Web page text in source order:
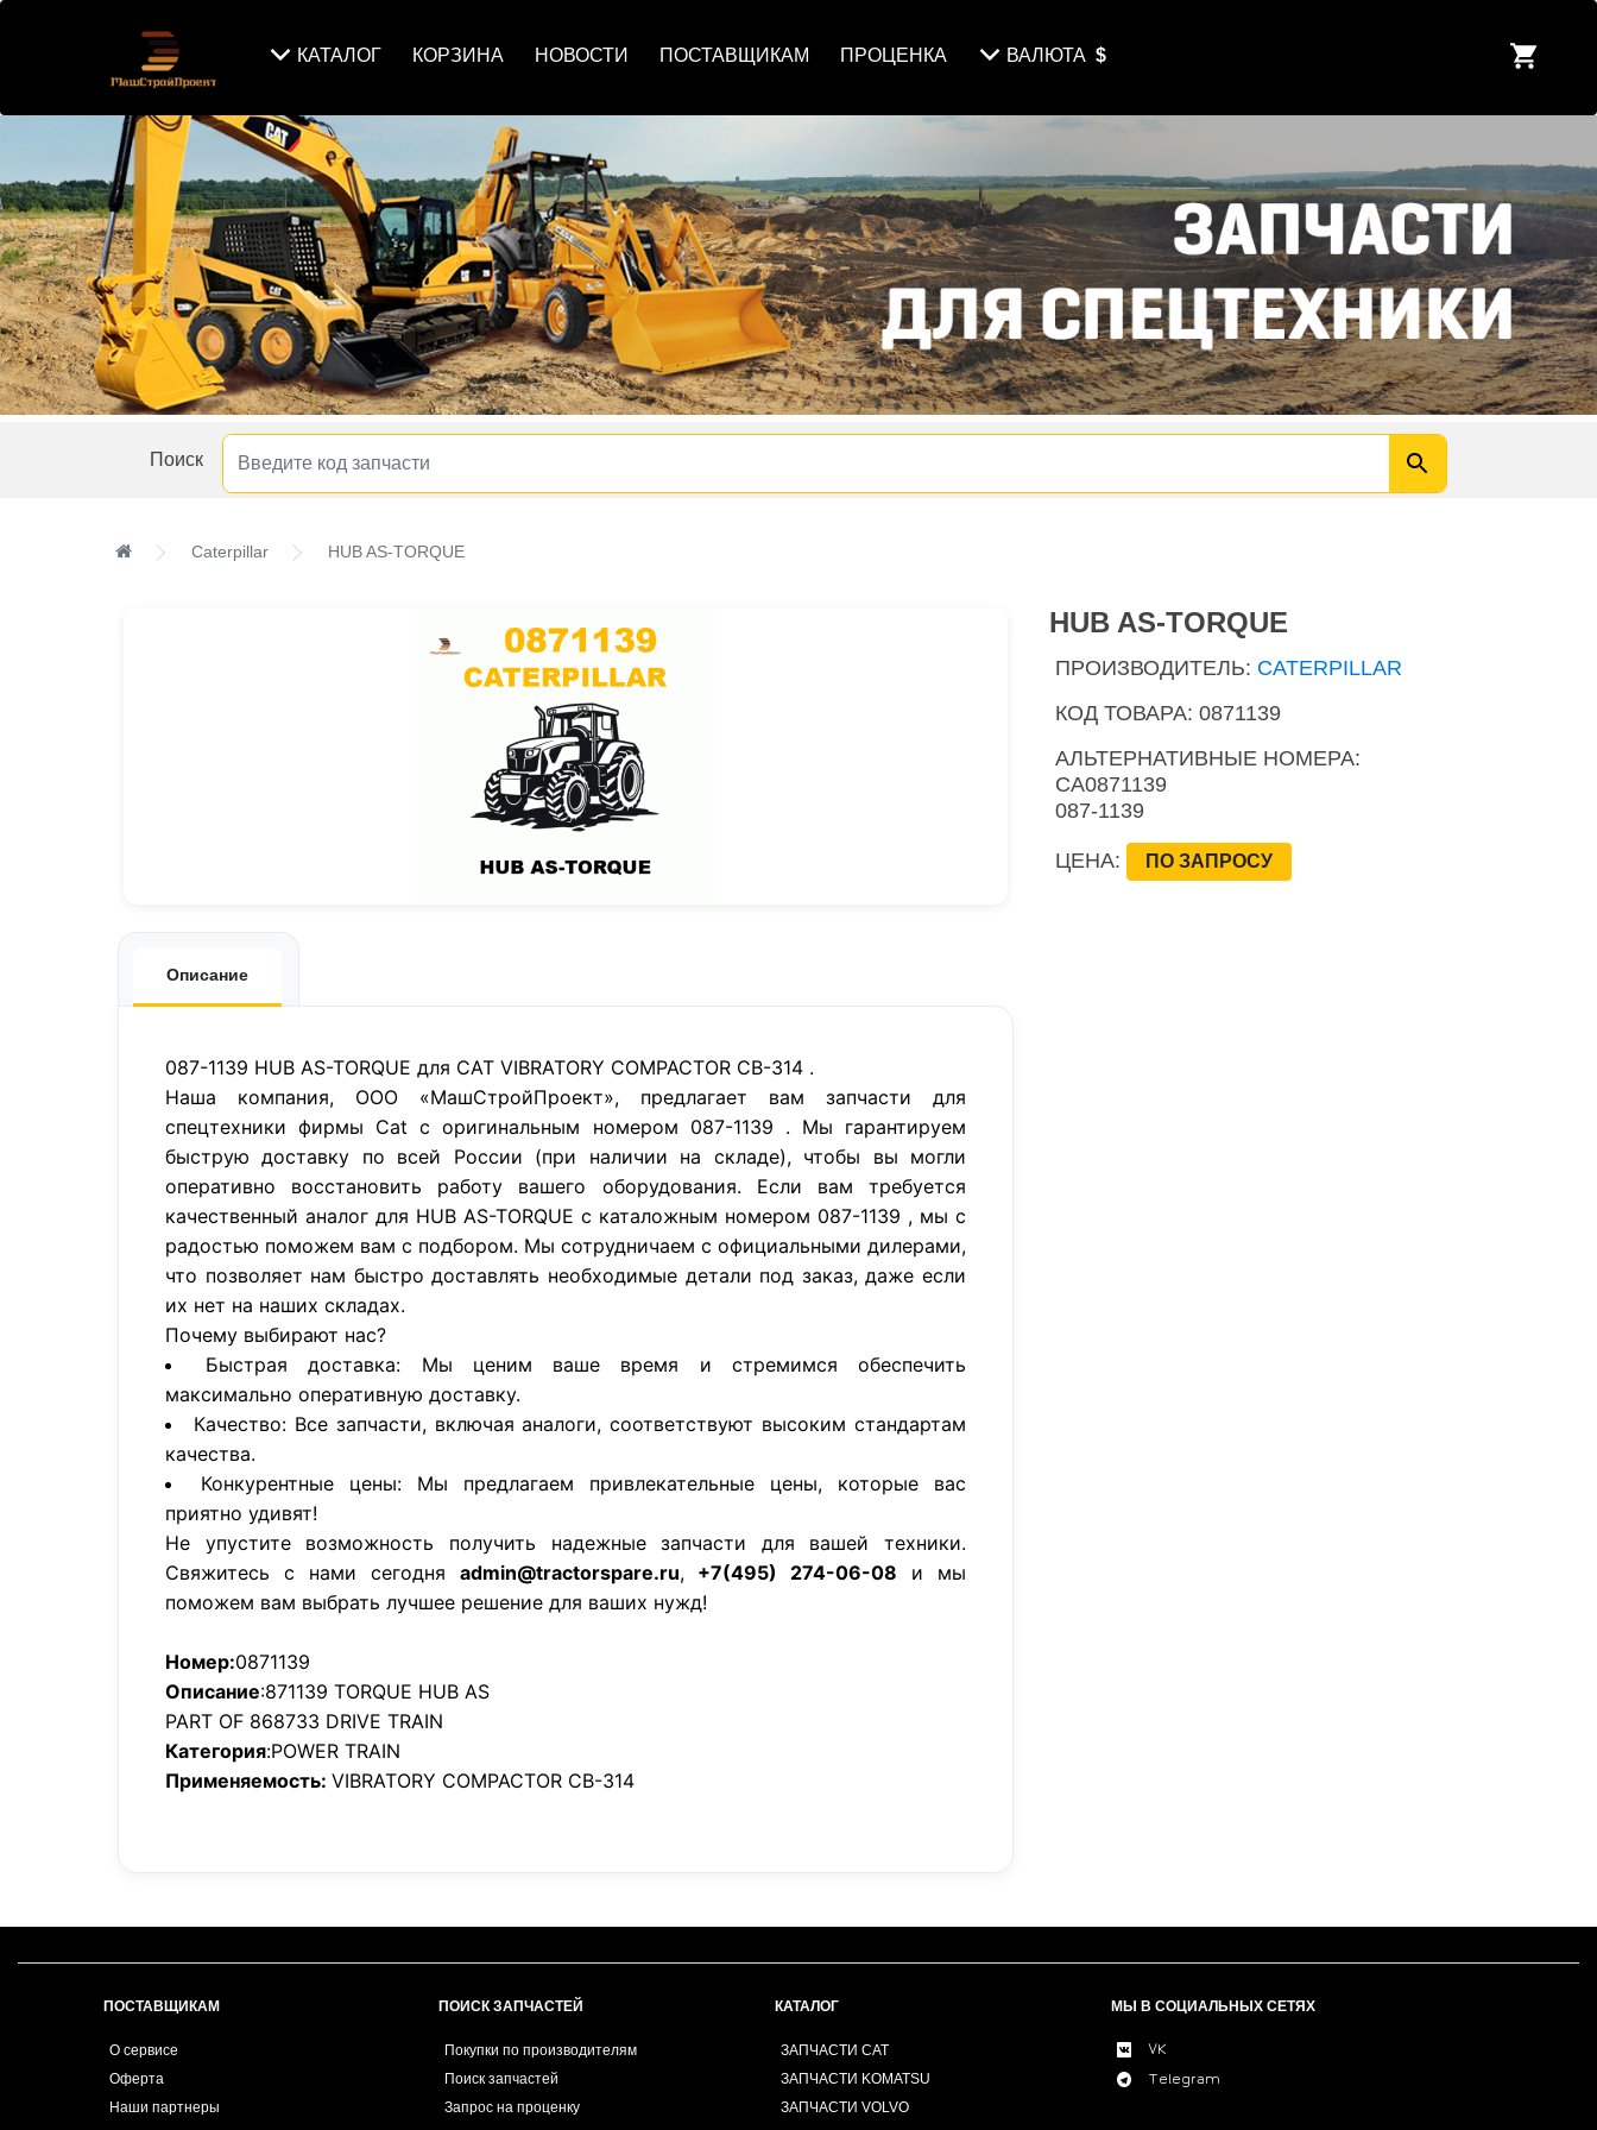
КАТАЛОГ КОРЗИНА НОВОСТИ ПОСТАВЩИКАМ ПРОЦЕНКА ВАЛЮТА $
Поиск
Caterpillar HUB AS-TORQUE
Описание
087-1139 HUB AS-TORQUE для CAT VIBRATORY COMPACTOR CB-314 .
Наша компания, ООО «МашСтройПроект», предлагает вам запчасти для
спецтехники фирмы Cat с оригинальным номером 087-1139 . Мы гарантируем
быструю доставку по всей России (при наличии на складе), чтобы вы могли
оперативно восстановить работу вашего оборудования. Если вам требуется
качественный аналог для HUB AS-TORQUE с каталожным номером 087-1139 , мы с
радостью поможем вам с подбором. Мы сотрудничаем с официальными дилерами,
что позволяет нам быстро доставлять необходимые детали под заказ, даже если
их нет на наших складах.
Почему выбирают нас?
Быстрая доставка: Мы ценим ваше время и стремимся обеспечить
максимально оперативную доставку.
Качество: Все запчасти, включая аналоги, соответствуют высоким стандартам
качества.
Конкурентные цены: Мы предлагаем привлекательные цены, которые вас
приятно удивят!
Не упустите возможность получить надежные запчасти для вашей техники.
Свяжитесь с нами сегодня admin@tractorspare.ru, +7(495) 274-06-08 и мы
поможем вам выбрать лучшее решение для ваших нужд!
Номер:0871139
Описание:871139 TORQUE HUB AS
PART OF 868733 DRIVE TRAIN
Категория:POWER TRAIN
Применяемость: VIBRATORY COMPACTOR CB-314
HUB AS-TORQUE
ПРОИЗВОДИТЕЛЬ: CATERPILLAR
КОД ТОВАРА: 0871139
АЛЬТЕРНАТИВНЫЕ НОМЕРА:
CA0871139
087-1139
ЦЕНА: ПО ЗАПРОСУ
ПОСТАВЩИКАМ
О сервисе
Оферта
Наши партнеры
ПОИСК ЗАПЧАСТЕЙ
Покупки по производителям
Поиск запчастей
Запрос на проценку
КАТАЛОГ
ЗАПЧАСТИ CAT
ЗАПЧАСТИ KOMATSU
ЗАПЧАСТИ VOLVO
МЫ В СОЦИАЛЬНЫХ СЕТЯХ
VK
Telegram